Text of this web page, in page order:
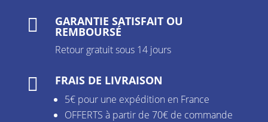
 GARANTIE SATISFAIT OU
REMBOURSÉ
Retour gratuit sous 14 jours
 FRAIS DE LIVRAISON
5€ pour une expédition en France
OFFERTS à partir de 70€ de commande